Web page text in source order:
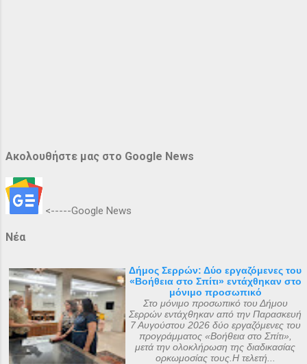
Ακολουθήστε μας στο Google News
<-----Google News
Νέα
Δήμος Σερρών: Δύο εργαζόμενες του
«Βοήθεια στο Σπίτι» εντάχθηκαν στο
μόνιμο προσωπικό
Στο μόνιμο προσωπικό του Δήμου
Σερρών εντάχθηκαν από την Παρασκευή
7 Αυγούστου 2026 δύο εργαζόμενες του
προγράμματος «Βοήθεια στο Σπίτι»,
μετά την ολοκλήρωση της διαδικασίας
ορκωμοσίας τους.Η τελετή...